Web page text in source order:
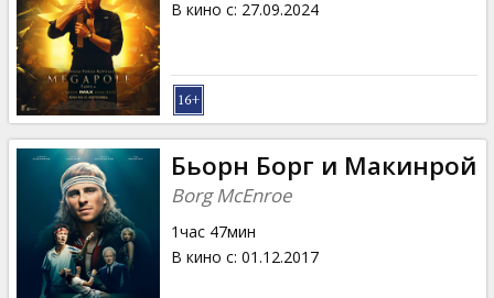
В кино с: 27.09.2024
Бьорн Борг и Макинрой
Borg McEnroe
1час 47мин
В кино с: 01.12.2017